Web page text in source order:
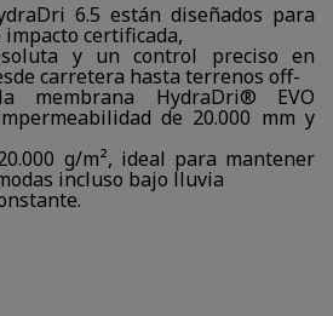
6.5 están diseñados para
certificada,
y un control preciso en
carretera hasta terrenos off-
membrana HydraDri® EVO
de 20.000 mm y
g/m², ideal para mantener
incluso bajo lluvia